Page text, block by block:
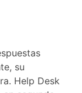
su
Help Desk